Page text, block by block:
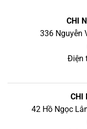
CHI
336 Nguyễn
Điện
CHI
42 Hồ Ngọc